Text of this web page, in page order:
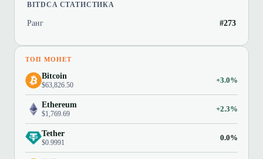
BITDCA СТАТИСТИКА
Ранг #273
ТОП МОНЕТ
Bitcoin
$63,826.50
+3.0%
Ethereum
$1,769.69
+2.3%
Tether
$0.9991
0.0%